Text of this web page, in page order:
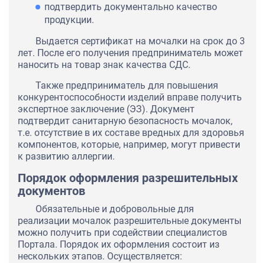
подтвердить документально качество
продукции.
Выдается сертификат на мочалки на срок до 3
лет. После его получения предприниматель может
наносить на товар знак качества СДС.
Также предприниматель для повышения
конкурентоспособности изделий вправе получить
экспертное заключение (ЭЗ). Документ
подтвердит санитарную безопасность мочалок,
т.е. отсутствие в их составе вредных для здоровья
компонентов, которые, например, могут привести
к развитию аллергии.
Порядок оформления разрешительных
документов
Обязательные и добровольные для
реализации мочалок разрешительные документы
можно получить при содействии специалистов
Портала. Порядок их оформления состоит из
нескольких этапов. Осуществляется: